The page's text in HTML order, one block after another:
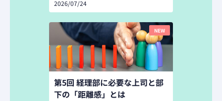
2026/07/24
NEW
第5回 経理部に必要な上司と部
下の「距離感」とは